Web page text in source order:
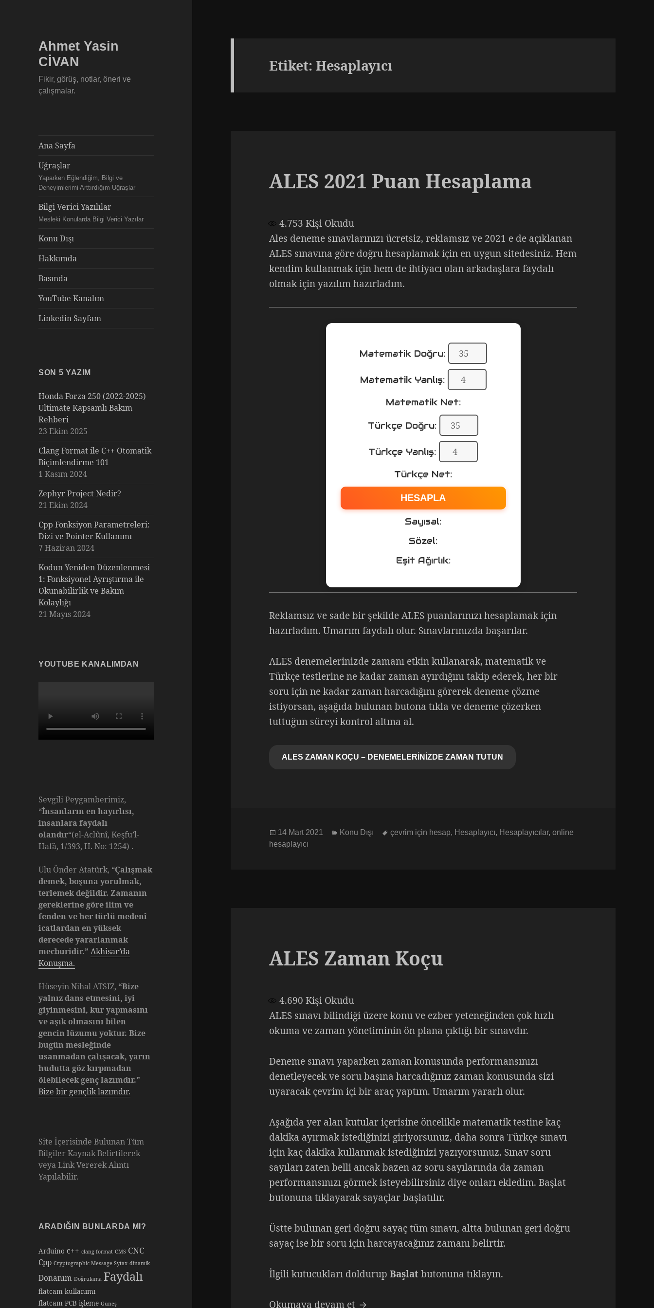
Ahmet Yasin
CİVAN
Fikir, görüş, notlar, öneri ve
çalışmalar.
Ana Sayfa
Uğraşlar
Yaparken Eğlendiğim, Bilgi ve
Deneyimlerimi Arttırdığım Uğraşlar
Bilgi Verici Yazılılar
Mesleki Konularda Bilgi Verici Yazılar
Konu Dışı
Hakkımda
Basında
YouTube Kanalım
Linkedin Sayfam
SON 5 YAZIM
Honda Forza 250 (2022-2025)
Ultimate Kapsamlı Bakım
Rehberi
23 Ekim 2025
Clang Format ile C++ Otomatik
Biçimlendirme 101
1 Kasım 2024
Zephyr Project Nedir?
21 Ekim 2024
Cpp Fonksiyon Parametreleri:
Dizi ve Pointer Kullanımı
7 Haziran 2024
Kodun Yeniden Düzenlenmesi
1: Fonksiyonel Ayrıştırma ile
Okunabilirlik ve Bakım
Kolaylığı
21 Mayıs 2024
YOUTUBE KANALIMDAN
Sevgili Peygamberimiz,
“İnsanların en hayırlısı,
insanlara faydalı
olandır“(el-Aclûnî, Keşfu’l-
Hafâ, 1/393, H. No: 1254) .
Ulu Önder Atatürk, “Çalışmak
demek, boşuna yorulmak,
terlemek değildir. Zamanın
gereklerine göre ilim ve
fenden ve her türlü medenî
icatlardan en yüksek
derecede yararlanmak
mecburidir.” Akhisar’da
Konuşma.
Hüseyin Nihal ATSIZ, “Bize
yalnız dans etmesini, iyi
giyinmesini, kur yapmasını
ve aşık olmasını bilen
gencin lüzumu yoktur. Bize
bugün mesleğinde
usanmadan çalışacak, yarın
hudutta göz kırpmadan
ölebilecek genç lazımdır.”
Bize bir gençlik lazımdır.
Site İçerisinde Bulunan Tüm
Bilgiler Kaynak Belirtilerek
veya Link Vererek Alıntı
Yapılabilir.
ARADIĞIN BUNLARDA MI?
Arduino c++ clang format CMS CNC
Cpp Cryptographic Message Sytax dinamik
Donanım Doğrulama Faydalı
flatcam kullanımı
flatcam PCB işleme Güneş
Etiket:Hesaplayıcı
ALES 2021 Puan Hesaplama
4.753 Kişi Okudu
Ales deneme sınavlarınızı ücretsiz, reklamsız ve 2021 e de açıklanan
ALES sınavına göre doğru hesaplamak için en uygun sitedesiniz. Hem
kendim kullanmak için hem de ihtiyacı olan arkadaşlara faydalı
olmak için yazılım hazırladım.
Matematik Doğru:
Matematik Yanlış:
Matematik Net:
Türkçe Doğru:
Türkçe Yanlış:
Türkçe Net:
HESAPLA
Sayısal:
Sözel:
Eşit Ağırlık:
Reklamsız ve sade bir şekilde ALES puanlarınızı hesaplamak için
hazırladım. Umarım faydalı olur. Sınavlarınızda başarılar.
ALES denemelerinizde zamanı etkin kullanarak, matematik ve
Türkçe testlerine ne kadar zaman ayırdığını takip ederek, her bir
soru için ne kadar zaman harcadığını görerek deneme çözme
istiyorsan, aşağıda bulunan butona tıkla ve deneme çözerken
tuttuğun süreyi kontrol altına al.
ALES ZAMAN KOÇU – DENEMELERİNİZDE ZAMAN TUTUN
Yayın
tarihi
14 Mart 2021 Kategoriler
Konu Dışı Etiketler
çevrim için hesap, Hesaplayıcı, Hesaplayıcılar,online
hesaplayıcı
ALES Zaman Koçu
4.690 Kişi Okudu
ALES sınavı bilindiği üzere konu ve ezber yeteneğinden çok hızlı
okuma ve zaman yönetiminin ön plana çıktığı bir sınavdır.
Deneme sınavı yaparken zaman konusunda performansınızı
denetleyecek ve soru başına harcadığınız zaman konusunda sizi
uyaracak çevrim içi bir araç yaptım. Umarım yararlı olur.
Aşağıda yer alan kutular içerisine öncelikle matematik testine kaç
dakika ayırmak istediğinizi giriyorsunuz, daha sonra Türkçe sınavı
için kaç dakika kullanmak istediğinizi yazıyorsunuz. Sınav soru
sayıları zaten belli ancak bazen az soru sayılarında da zaman
performansınızı görmek isteyebilirsiniz diye onları ekledim. Başlat
butonuna tıklayarak sayaçlar başlatılır.
Üstte bulunan geri doğru sayaç tüm sınavı, altta bulunan geri doğru
sayaç ise bir soru için harcayacağınız zamanı belirtir.
İlgili kutucukları doldurupBaşlatbutonuna tıklayın.
Okumaya devam et ALES Zaman Koçu